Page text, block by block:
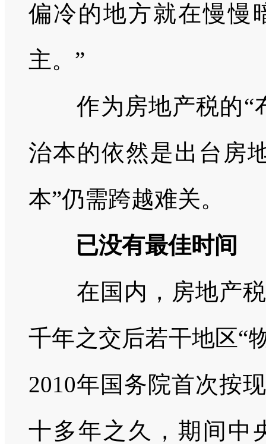
偏冷的地方就在慢慢
主。”
作为房地产税的“
治本的依然是出台房
本”仍需跨越难关。
已没有最佳时间
在国内，房地产
千年之交后若干地区“
2010年国务院首次按
十多年之久，期间中